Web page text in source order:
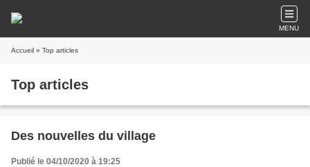
MENU
Accueil » Top articles
Top articles
Des nouvelles du village
Publié le 04/10/2020 à 19:25